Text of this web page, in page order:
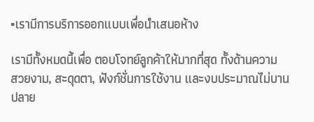
▪️เรามีการบริการออกแบบเพื่อนำเสนอห้าง
เรามีทั้งหมดนี้เพื่อ ตอบโจทย์ลูกค้าให้มากที่สุด ทั้งด้านความ
สวยงาม, สะดุดตา, ฟังก์ชั่นการใช้งาน และงบประมาณไม่บาน
ปลาย